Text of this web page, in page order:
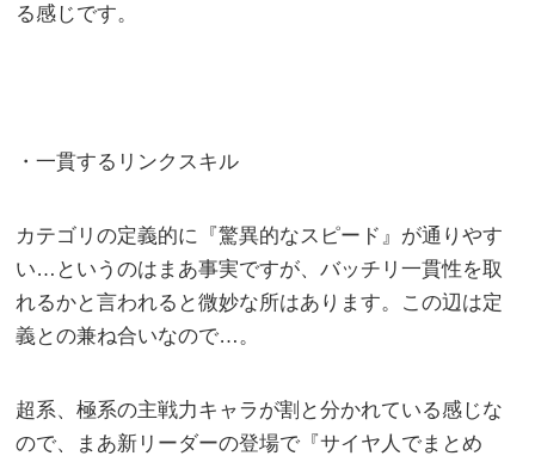
る感じです。
・一貫するリンクスキル
カテゴリの定義的に『驚異的なスピード』が通りやす
い…というのはまあ事実ですが、バッチリ一貫性を取
れるかと言われると微妙な所はあります。この辺は定
義との兼ね合いなので…。
超系、極系の主戦力キャラが割と分かれている感じな
ので、まあ新リーダーの登場で『サイヤ人でまとめ